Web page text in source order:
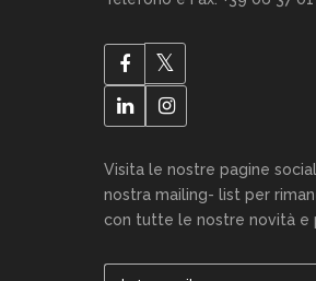
Visita le nostre pagine
nostra mailing- list per
con tutte le nostre novità e